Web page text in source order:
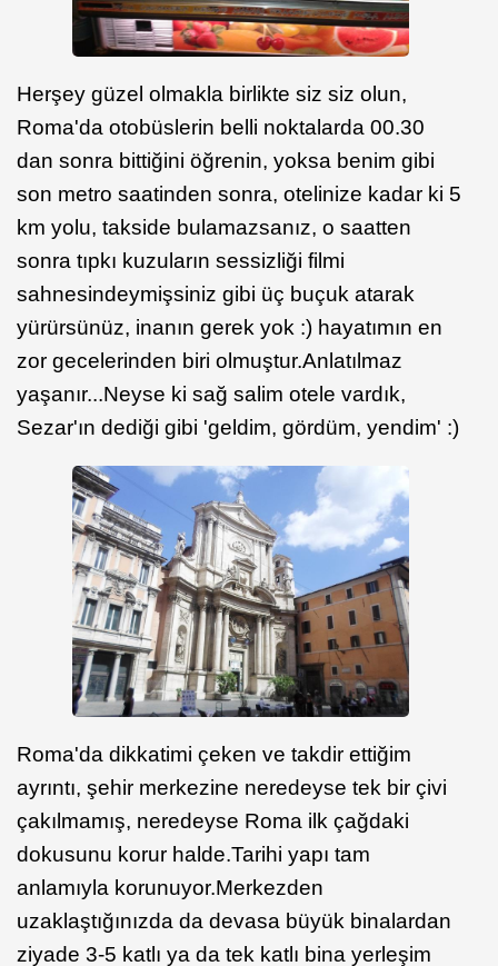
Herşey güzel olmakla birlikte siz siz olun,
Roma'da otobüslerin belli noktalarda 00.30
dan sonra bittiğini öğrenin, yoksa benim gibi
son metro saatinden sonra, otelinize kadar ki 5
km yolu, takside bulamazsanız, o saatten
sonra tıpkı kuzuların sessizliği filmi
sahnesindeymişsiniz gibi üç buçuk atarak
yürürsünüz, inanın gerek yok :) hayatımın en
zor gecelerinden biri olmuştur.Anlatılmaz
yaşanır...Neyse ki sağ salim otele vardık,
Sezar'ın dediği gibi 'geldim, gördüm, yendim' :)
Roma'da dikkatimi çeken ve takdir ettiğim
ayrıntı, şehir merkezine neredeyse tek bir çivi
çakılmamış, neredeyse Roma ilk çağdaki
dokusunu korur halde.Tarihi yapı tam
anlamıyla korunuyor.Merkezden
uzaklaştığınızda da devasa büyük binalardan
ziyade 3-5 katlı ya da tek katlı bina yerleşim